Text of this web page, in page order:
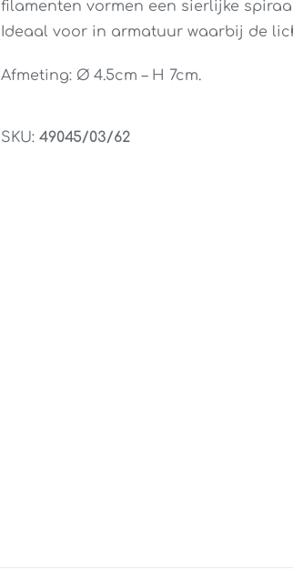
filamenten vormen een sierlijke
Ideaal voor in armatuur waarbij de
Afmeting: Ø 4.5cm – H 7cm.
SKU: 49045/03/62